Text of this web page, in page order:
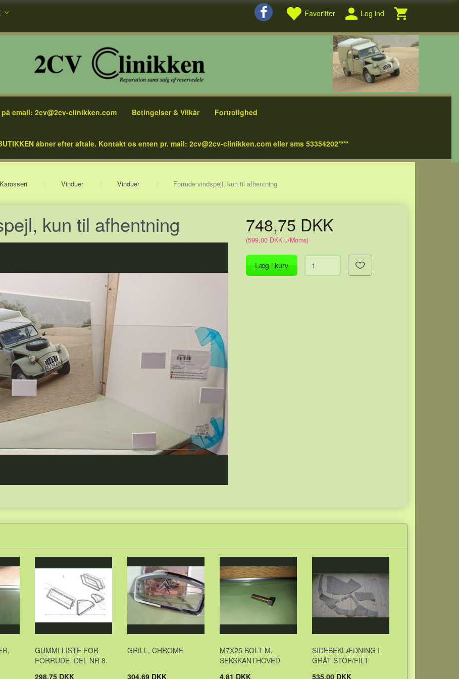
Favoritter Log ind
email: 2cv@2cv-clinikken.com Betingelser & Vilkår Fortrolighed
åbner efter aftale. Kontakt os enten pr. mail: 2cv@2cv-clinikken.com eller sms 53354202****
Karosseri Vinduer Vinduer Forrude vindspejl, kun til afhentning
kun til afhentning 748,75 DKK
(599,00 DKK u/Moms)
Læg i kurv
GUMMI LISTE FOR
FORRUDE. DEL NR 8.
298,75 DKK
GRILL, CHROME
304,69 DKK
M7X25 BOLT M.
SEKSKANTHOVED
4,81 DKK
SIDEBEKLÆDNING I
GRÅT STOF/FILT
535,00 DKK